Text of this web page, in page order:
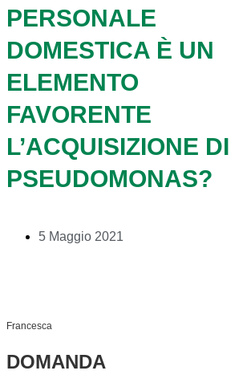
PERSONALE
DOMESTICA È UN
ELEMENTO
FAVORENTE
L’ACQUISIZIONE DI
PSEUDOMONAS?
5 Maggio 2021
Francesca
DOMANDA